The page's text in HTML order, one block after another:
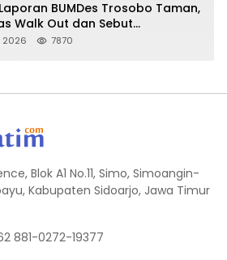
BUMDes Trosobo Taman,
Walk Out dan Sebut
2026 7870
Blok A1 No.11, Simo, Simoangin-
Kabupaten Sidoarjo, Jawa Timur
881-0272-19377